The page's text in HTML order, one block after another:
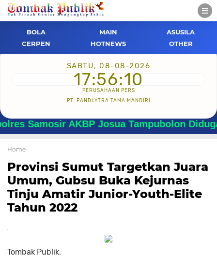
BOLA MAIN
ASUSILA
CERPEN
HOTNEWS OTHER
SABTU, 08-08-2026
17:56:11
PERUSAHAAN PERS
PT. PANDLYTRA TAMA MANDIRI
AKBP Josua Tampubolon Diduga
Home
Provinsi Sumut Targetkan Juara
Umum, Gubsu Buka Kejurnas
Tinju Amatir Junior-Youth-Elite
Tahun 2022
Tombak Publik.